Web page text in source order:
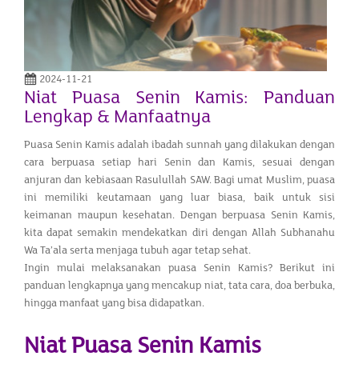
2024-11-21
Niat Puasa Senin Kamis: Panduan
Lengkap & Manfaatnya
Puasa Senin Kamis adalah ibadah sunnah yang dilakukan dengan
cara berpuasa setiap hari Senin dan Kamis, sesuai dengan
anjuran dan kebiasaan Rasulullah SAW. Bagi umat Muslim, puasa
ini memiliki keutamaan yang luar biasa, baik untuk sisi
keimanan maupun kesehatan. Dengan berpuasa Senin Kamis,
kita dapat semakin mendekatkan diri dengan Allah Subhanahu
Wa Ta’ala serta menjaga tubuh agar tetap sehat.
Ingin mulai melaksanakan puasa Senin Kamis? Berikut ini
panduan lengkapnya yang mencakup niat, tata cara, doa berbuka,
hingga manfaat yang bisa didapatkan.
Niat Puasa Senin Kamis